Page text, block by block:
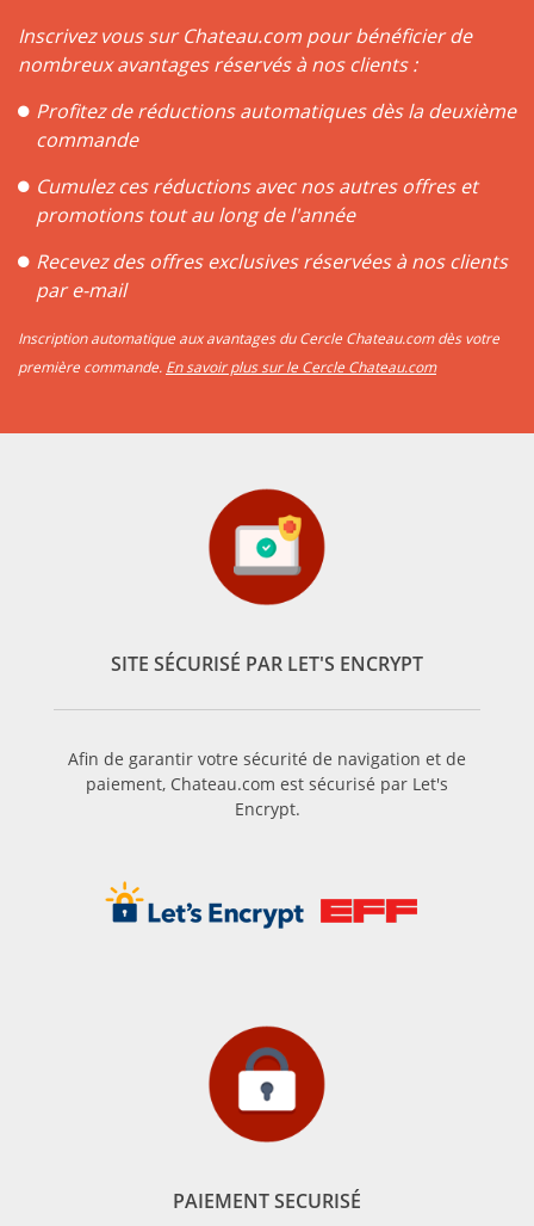
Inscrivez vous sur Chateau.com pour bénéficier de
nombreux avantages réservés à nos clients :
Profitez de réductions automatiques dès la deuxième
commande
Cumulez ces réductions avec nos autres offres et
promotions tout au long de l'année
Recevez des offres exclusives réservées à nos clients
par e-mail
Inscription automatique aux avantages du Cercle Chateau.com dès votre
première commande. En savoir plus sur le Cercle Chateau.com
SITE SÉCURISÉ PAR LET'S ENCRYPT
Afin de garantir votre sécurité de navigation et de
paiement, Chateau.com est sécurisé par Let's
Encrypt.
PAIEMENT SECURISÉ